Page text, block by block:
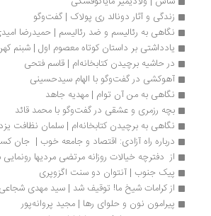
زندگی و آثار دونالد ری پولاک | گفت‌وگو
نگاهی به رئالیسم و ضد رئالیسم | حمیدرضا امیدی سرور
یادداشتی بر داستان کوتاه معصوم اول | شبنم کهن‌چی
در حاشیه‌ برچیدن کتابخانه‌ام | قاسم فتحی
آهوکشی در گفت‌وگو با الهام سیدحسینی
نگاهی به من آن توام | مهدیه جاهد
بچه رزمری و عشقی در گفت‌وگو با محمد قائد
نگاهی به برچیدن کتابخانه‌ام | سلمان نظافت یزدی
درباره راه آزادی: اقتصاد و جامعه خوب |  جان کسیدی
از  دفترچه خیالات روزانه مرتضی مردیها رونمایی شد
پیک جنوب | آنتوان دو سنت اگزوپری
از کرامات شیخ ما! توقیف شد | سید مهدی شجاعی
پیرامون نون و حلوای رها | مجید پروانه‌پور